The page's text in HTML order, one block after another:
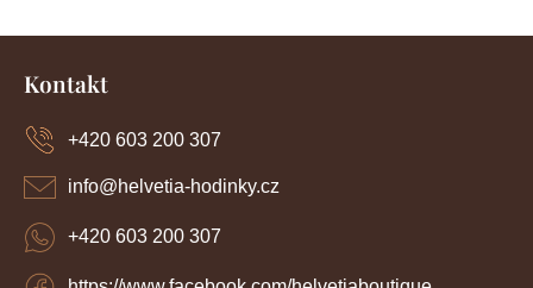
Kontakt
info@helvetia-hodinky.cz
+420 603 200 307
+420 603 200 307